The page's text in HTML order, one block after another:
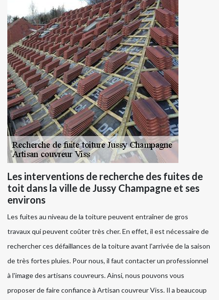
Les interventions de recherche des fuites de
toit dans la ville de Jussy Champagne et ses
environs
Les fuites au niveau de la toiture peuvent entraîner de gros
travaux qui peuvent coûter très cher. En effet, il est nécessaire de
rechercher ces défaillances de la toiture avant l'arrivée de la saison
de très fortes pluies. Pour nous, il faut contacter un professionnel
à l'image des artisans couvreurs. Ainsi, nous pouvons vous
proposer de faire confiance à Artisan couvreur Viss. Il a beaucoup